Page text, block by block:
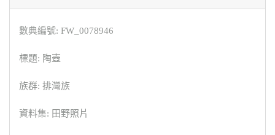
數典編號: FW_0078946
標題: 陶壺
族群: 排灣族
資料集: 田野照片